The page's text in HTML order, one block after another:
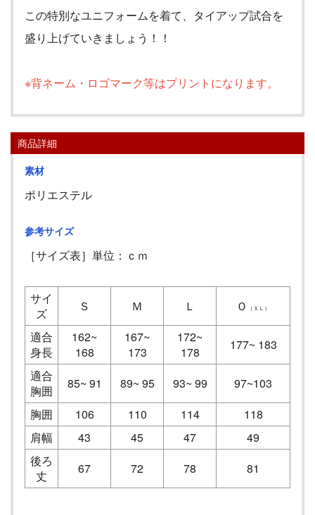
この特別なユニフォームを着て、タイアップ試合を
盛り上げていきましょう！！
※背ネーム・ロゴマーク等はプリントになります。
商品詳細
素材
ポリエステル
参考サイズ
［サイズ表］単位：ｃｍ
サイ
ズ
Ｓ Ｍ Ｌ Ｏ （ＸＬ）
適合
身長
162~
168
167~
173
172~
178
177~ 183
適合
胸囲
85~ 91 89~ 95 93~ 99
97~103
胸囲
106 110 114
118
肩幅
43 45 47
49
後ろ
丈
67 72 78 81